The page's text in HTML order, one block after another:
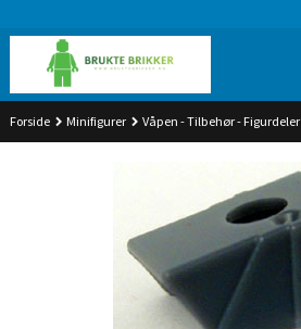
til
innholdet
Forside Minifigurer Våpen - Tilbehør - Figurdeler